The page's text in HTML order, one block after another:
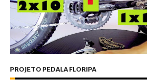
PROJETO PEDALA FLORIPA